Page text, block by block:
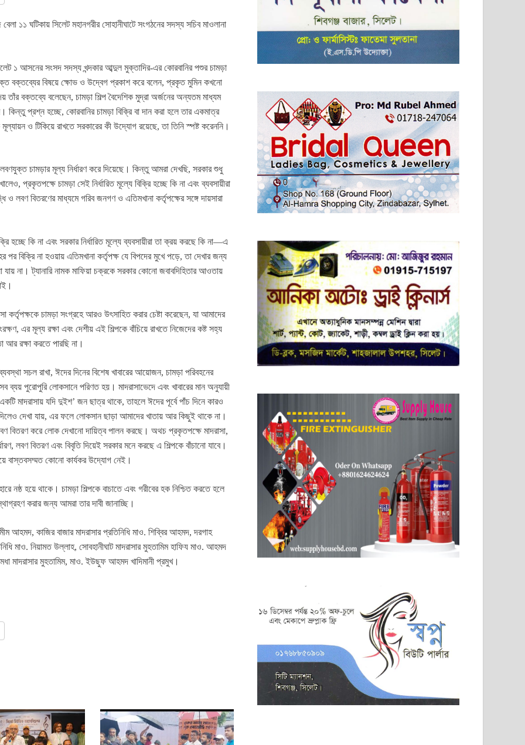
১১ ঘটিকায় সিলেট মহানগরীর সোহানীঘাটে সংগঠনের সদস্য সচিব মাওলানা
১ আসনের সংসদ সদস্য খন্দকার আব্দুল মুক্তাদির-এর কোরবানির পশুর চামড়া
বক্তব্যের বিষয়ে ক্ষোভ ও উদ্বেগ প্রকাশ করে বলেন, প্রকৃত মুমিন কখনো
বক্তব্যে বলেছেন, চামড়া শিল্প বৈদেশিক মুদ্রা অর্জনের অন্যতম মাধ্যম
কিন্তু প্রশ্ন হচ্ছে, কোরবানির চামড়া বিক্রি বা দান করা হলে তার একমাত্র
ও টিকিয়ে রাখতে সরকারের কী উদ্যোগ রয়েছে, তা তিনি স্পষ্ট করেননি।
চামড়ার মূল্য নির্ধারণ করে দিয়েছে। কিন্তু আমরা দেখছি, সরকার শুধু
প্রকৃতপক্ষে চামড়া সেই নির্ধারিত মূল্যে বিক্রি হচ্ছে কি না এবং ব্যবসায়ীরা
লবণ বিতরণের মাধ্যমে গরিব জনগণ ও এতিমখানা কর্তৃপক্ষের সঙ্গে দায়সারা
হচ্ছে কি না এবং সরকার নির্ধারিত মূল্যে ব্যবসায়ীরা তা ক্রয় করছে কি না—এ
পর বিক্রি না হওয়ায় এতিমখানা কর্তৃপক্ষ যে বিপদের মুখে পড়ে, তা দেখার জন্য
না। ট্যানারি নামক মাফিয়া চক্রকে সরকার কোনো জবাবদিহিতার আওতায়
কর্তৃপক্ষকে চামড়া সংগ্রহে আরও উৎসাহিত করার চেষ্টা করেছেন, যা আমাদের
এর মূল্য রক্ষা এবং দেশীয় এই শিল্পকে বাঁচিয়ে রাখতে নিজেদের কষ্ট সহ্য
রক্ষা করতে পারছি না।
সচল রাখা, ঈদের দিনের বিশেষ খাবারের আয়োজন, চামড়া পরিবহনের
পুরোপুরি লোকসানে পরিণত হয়। মাদরাসাভেদে এবং খাবারের মান অনুযায়ী
মাদরাসায় যদি দুইশ’ জন ছাত্র থাকে, তাহলে ঈদের পূর্বে পাঁচ দিনে কারও
দেখা যায়, এর ফলে লোকসান ছাড়া আমাদের খাতায় আর কিছুই থাকে না।
বিতরণ করে লোক দেখানো দায়িত্ব পালন করছে। অথচ প্রকৃতপক্ষে মাদরাসা,
লবণ বিতরণ এবং বিবৃতি দিয়েই সরকার মনে করছে এ শিল্পকে বাঁচানো যাবে।
বাস্তবসম্মত কোনো কার্যকর উদ্যোগ নেই।
নষ্ঠ হয়ে থাকে। চামড়া শিল্পকে বাচাতে এবং গরীবের হক নিশ্চিত করতে হলে
করার জন্য আমরা তার দাবী জানাচ্ছি।
আহমদ, কাজির বাজার মাদরাসার প্রতিনিধি মাও. শিব্বির আহমদ, দরগাহ
মাও. নিয়ামত উল্লাহ, সোবহানীঘাট মাদরাসার মুহতামিম হাফিয মাও. আহমদ
মাদরাসার মুহতামিম, মাও. ইউছুফ আহমদ খাদিমানী প্রমুখ।